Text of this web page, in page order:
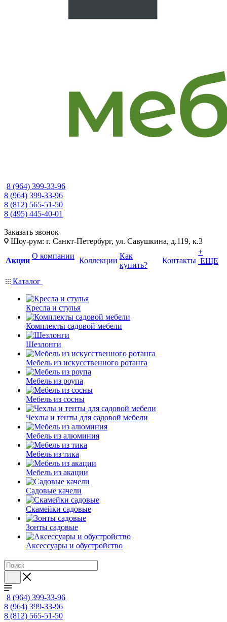
8 (964) 399-33-96
8 (964) 399-33-96
8 (812) 565-51-50
8 (495) 445-40-01
Заказать звонок
Шоу-рум: г. Санкт-Петербург, ул. Савушкина, д.119, к.3
Акции
О компании
Коллекции
Как
купить?
Контакты
+
ЕЩЕ
Каталог
Кресла и стулья
Комплекты садовой мебели
Шезлонги
Мебель из искусственного ротанга
Мебель из роупа
Мебель из сосны
Чехлы и тенты для садовой мебели
Мебель из алюминия
Мебель из тика
Мебель из акации
Садовые качели
Скамейки садовые
Зонты садовые
Аксессуары и обустройство
8 (964) 399-33-96
8 (964) 399-33-96
8 (812) 565-51-50